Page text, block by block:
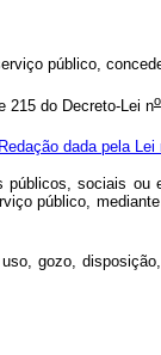
do serviço
215 do Decreto-Lei no
dada pela Lei
sociais ou
serviço público,
uso, gozo,